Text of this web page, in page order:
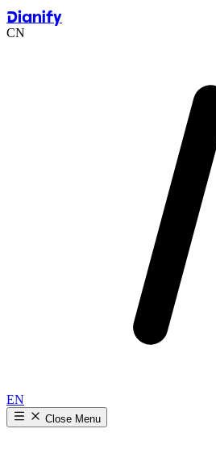
Dianify
CN
EN
Close Menu